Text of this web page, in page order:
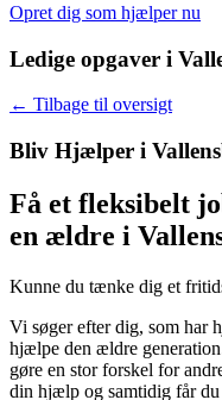
Opret dig som hjælper nu
Ledige opgaver i
← Tilbage til oversigt
Bliv Hjælper i
Få et fleksibelt
en ældre i
Kunne du tænke dig et
Vi søger efter dig, som har
hjælpe den ældre
gøre en stor forskel for
din hjælp og samtidig får du